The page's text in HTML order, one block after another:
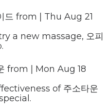
드 from
Thu Aug 21
a new massage, 오피
from
Mon Aug 18
of 주소타운